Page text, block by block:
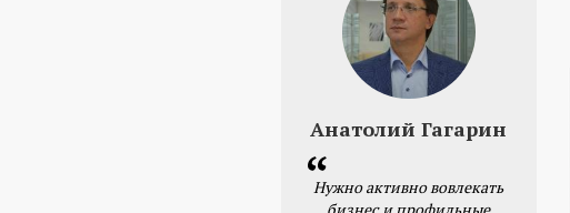
Анатолий Гагарин
Нужно активно вовлекать
бизнес и профильные